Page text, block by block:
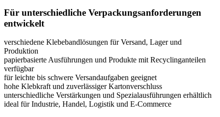
Für unterschiedliche Verpackungsanforderungen
entwickelt
verschiedene Klebebandlösungen für Versand, Lager und
Produktion
papierbasierte Ausführungen und Produkte mit Recyclinganteilen
verfügbar
für leichte bis schwere Versandaufgaben geeignet
hohe Klebkraft und zuverlässiger Kartonverschluss
unterschiedliche Verstärkungen und Spezialausführungen erhältlich
ideal für Industrie, Handel, Logistik und E-Commerce